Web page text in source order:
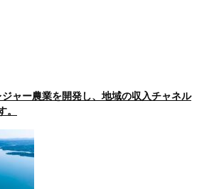
ャー農業を開発し、地域の収入チャネル
。